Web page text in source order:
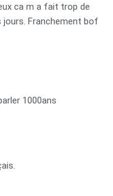
ca m a fait trop de
jours. Franchement bof
1000ans